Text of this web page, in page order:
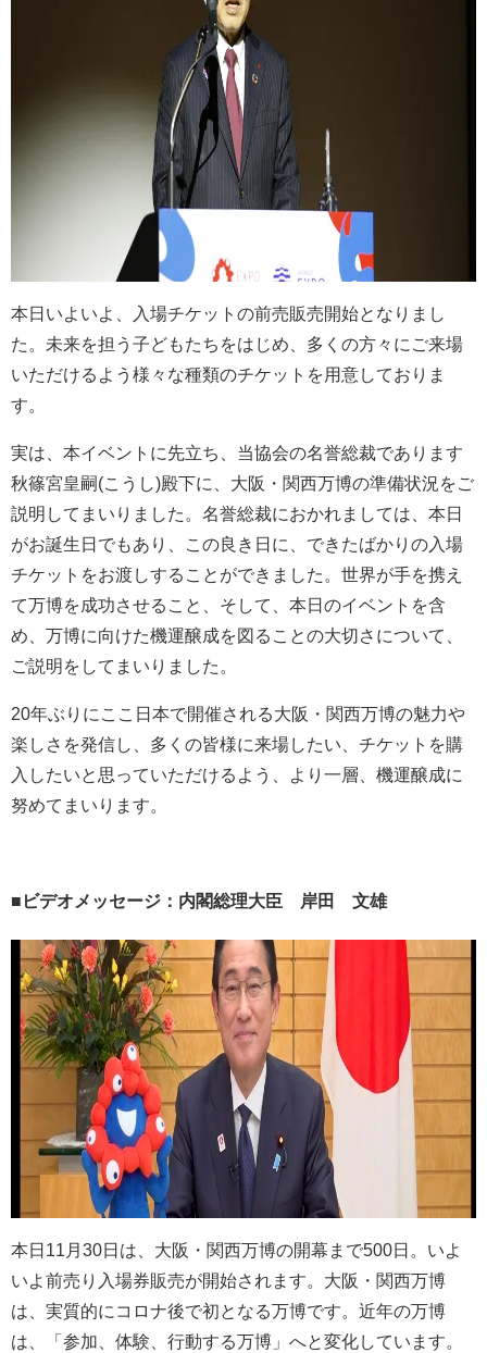
本日いよいよ、入場チケットの前売販売開始となりまし
た。未来を担う子どもたちをはじめ、多くの方々にご来場
いただけるよう様々な種類のチケットを用意しておりま
す。
実は、本イベントに先立ち、当協会の名誉総裁であります
秋篠宮皇嗣(こうし)殿下に、大阪・関西万博の準備状況をご
説明してまいりました。名誉総裁におかれましては、本日
がお誕生日でもあり、この良き日に、できたばかりの入場
チケットをお渡しすることができました。世界が手を携え
て万博を成功させること、そして、本日のイベントを含
め、万博に向けた機運醸成を図ることの大切さについて、
ご説明をしてまいりました。
20年ぶりにここ日本で開催される大阪・関西万博の魅力や
楽しさを発信し、多くの皆様に来場したい、チケットを購
入したいと思っていただけるよう、より一層、機運醸成に
努めてまいります。
■ ビデオメッセージ：内閣総理大臣 岸田 文雄
本日11月30日は、大阪・関西万博の開幕まで500日。いよ
いよ前売り入場券販売が開始されます。大阪・関西万博
は、実質的にコロナ後で初となる万博です。近年の万博
は、「参加、体験、行動する万博」へと変化しています。